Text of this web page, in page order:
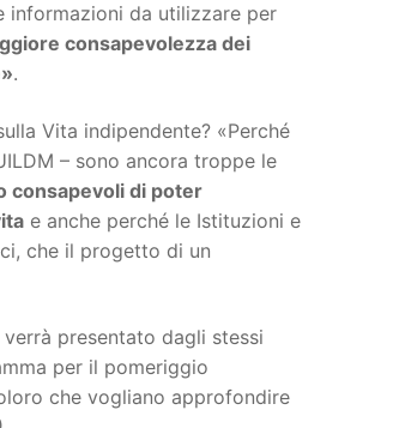
informazioni da utilizzare per
consapevolezza dei
.
Vita indipendente? «Perché
– sono ancora troppe le
consapevoli di poter
e anche perché le Istituzioni e
che il progetto di un
presentato dagli stessi
per il pomeriggio
che vogliano approfondire